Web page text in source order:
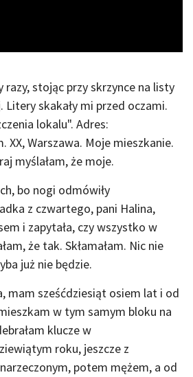
razy, stojąc przy skrzynce na listy
skakały mi przed oczami.
lokalu". Adres:
XX, Warszawa. Moje mieszkanie.
myślałam, że moje.
bo nogi odmówiły
z czwartego, pani Halina,
i zapytała, czy wszystko w
że tak. Skłamałam. Nic nie
już nie będzie.
mam sześćdziesiąt osiem lat i od
w tym samym bloku na
klucze w
roku, jeszcze z
potem mężem, a od